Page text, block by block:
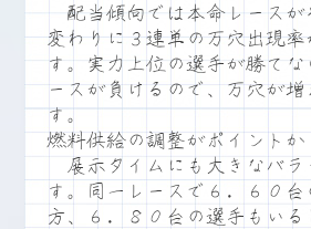
配当傾向では本命レースが
変わりに３連単の万穴出現
す。実力上位の選手が勝てな
ースが負けるので、万穴が増
す。
燃料供給の調整がポイントか
展示タイムにも大きなバラ
す。同一レースで６．６０台
方、６．８０台の選手もいる